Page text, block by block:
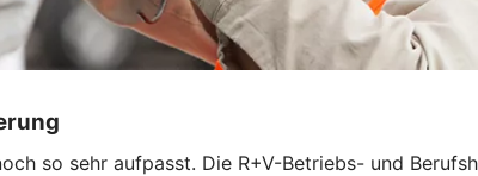
so sehr aufpasst. Die R+V-Betriebs- und